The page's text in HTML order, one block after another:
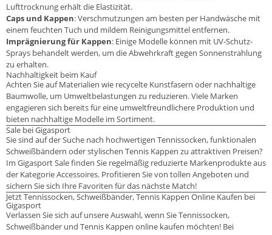
Lufttrocknung erhält die Elastizität.
Caps und Kappen: Verschmutzungen am besten per Handwäsche mit
einem feuchten Tuch und mildem Reinigungsmittel entfernen.
Imprägnierung für Kappen: Einige Modelle können mit UV-Schutz-
Sprays behandelt werden, um die Abwehrkraft gegen Sonnenstrahlung
zu erhalten.
Nachhaltigkeit beim Kauf
Achten Sie auf Materialien wie recycelte Kunstfasern oder nachhaltige
Baumwolle, um Umweltbelastungen zu reduzieren. Viele Marken
engagieren sich bereits für eine umweltfreundlichere Produktion und
bieten nachhaltige Modelle im Sortiment.
Sale bei Gigasport
Sie sind auf der Suche nach hochwertigen Tennissocken, funktionalen
Schweißbändern oder stylischen Tennis Kappen zu attraktiven Preisen?
Im Gigasport Sale finden Sie regelmäßig reduzierte Markenprodukte aus
der Kategorie Accessoires. Profitieren Sie von tollen Angeboten und
sichern Sie sich Ihre Favoriten für das nächste Match!
Jetzt Tennissocken, Schweißbänder, Tennis Kappen Online Kaufen bei
Gigasport
Verlassen Sie sich auf unsere Auswahl, wenn Sie Tennissocken,
Schweißbänder und Tennis Kappen online kaufen möchten! Bei